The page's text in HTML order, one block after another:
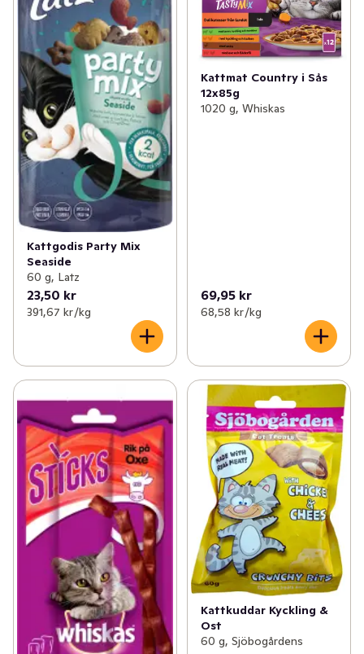
Kattgodis Party Mix
Seaside
60 g, Latz
23,50 kr
391,67 kr /kg
Kattmat Country i Sås
12x85g
1020 g, Whiskas
69,95 kr
68,58 kr /kg
Kattkuddar Kyckling &
Ost
60 g, Sjöbogårdens